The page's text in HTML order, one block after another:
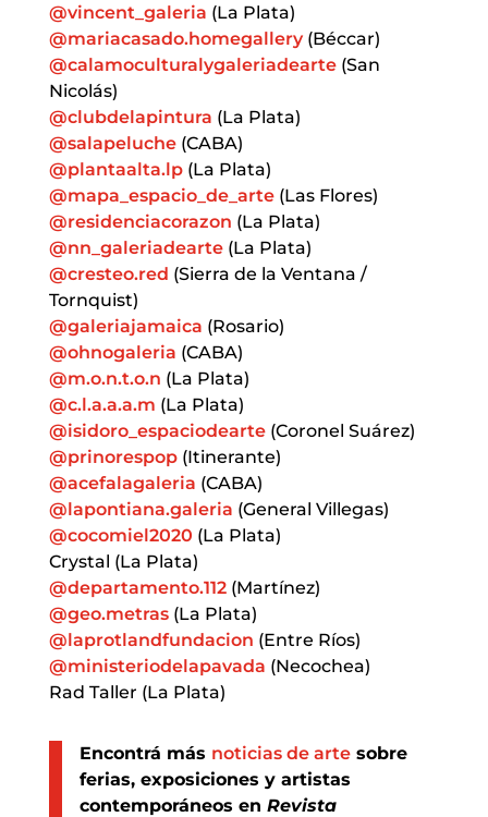
@vincent_galeria (La Plata)
@mariacasado.homegallery(Béccar)
@calamoculturalygaleriadearte(San
Nicolás)
@clubdelapintura (La Plata)
@salapeluche(CABA)
@plantaalta.lp(La Plata)
@mapa_espacio_de_arte(Las Flores)
@residenciacorazon (La Plata)
@nn_galeriadearte(La Plata)
@cresteo.red (Sierra de la Ventana /
Tornquist)
@galeriajamaica (Rosario)
@ohnogaleria (CABA)
@m.o.n.t.o.n (La Plata)
@c.l.a.a.a.m (La Plata)
@isidoro_espaciodearte(Coronel Suárez)
@prinorespop(Itinerante)
@acefalagaleria (CABA)
@lapontiana.galeria (General Villegas)
@cocomiel2020 (La Plata)
Crystal (La Plata)
@departamento.112(Martínez)
@geo.metras(La Plata)
@laprotlandfundacion (Entre Ríos)
@ministeriodelapavada (Necochea)
Rad Taller (La Plata)
Encontrá más noticias de artesobre
ferias, exposiciones y artistas
contemporáneos en Revista